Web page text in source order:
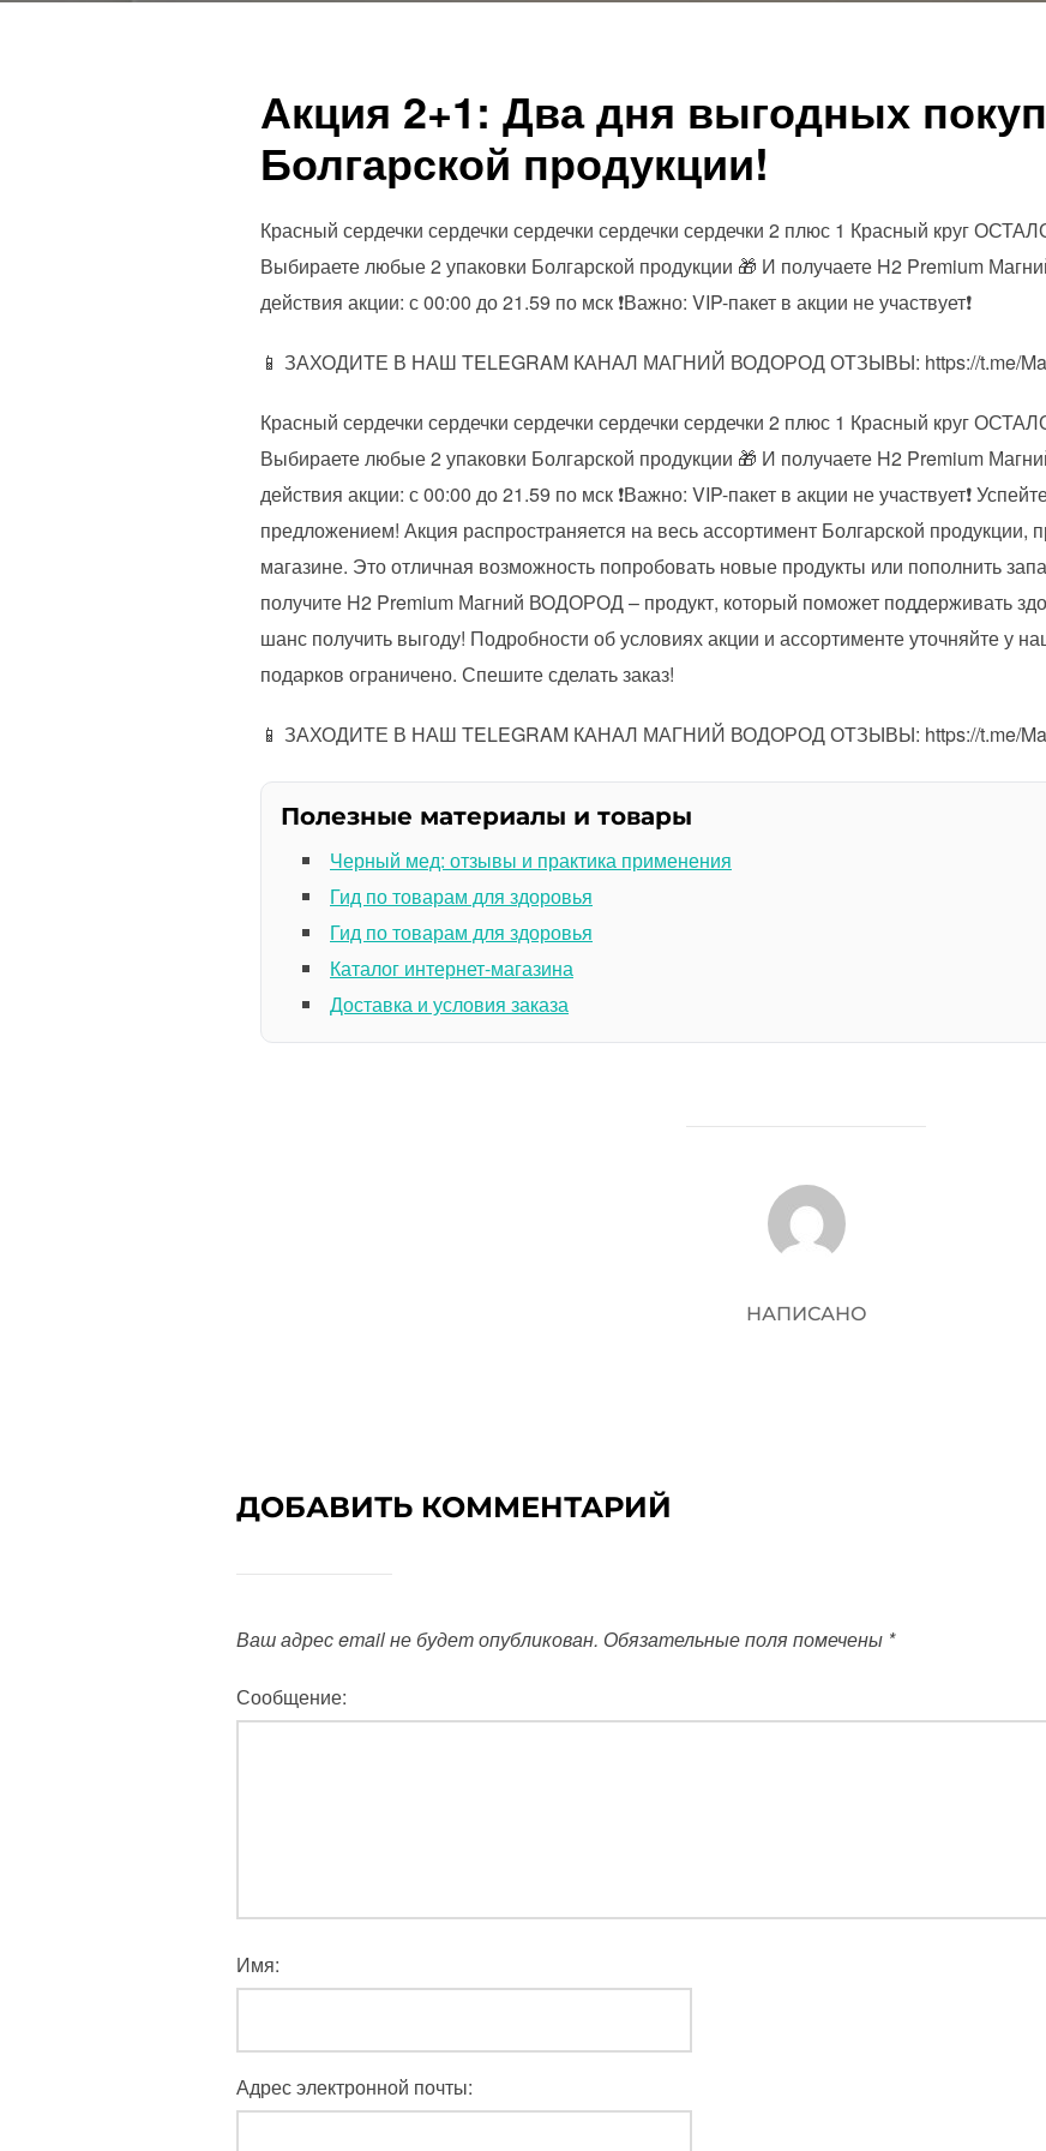
Акция 2+1: Два дня выгодных
Болгарской продукции!
Красный сердечки сердечки сердечки сердечки сердечки 2 плюс 1 Красный круг
Выбираете любые 2 упаковки Болгарской продукции 🎁 И получаете H2 Premium
действия акции: с 00:00 до 21.59 по мск ❗️Важно: VIP-пакет в акции не участвует❗️
📱 ЗАХОДИТЕ В НАШ TELEGRAM КАНАЛ МАГНИЙ ВОДОРОД ОТЗЫВЫ: https://t.me/
Красный сердечки сердечки сердечки сердечки сердечки 2 плюс 1 Красный круг
Выбираете любые 2 упаковки Болгарской продукции 🎁 И получаете H2 Premium
действия акции: с 00:00 до 21.59 по мск ❗️Важно: VIP-пакет в акции не участвует❗️
предложением! Акция распространяется на весь ассортимент Болгарской
магазине. Это отличная возможность попробовать новые продукты или пополнить
получите H2 Premium Магний ВОДОРОД – продукт, который поможет поддерживать
шанс получить выгоду! Подробности об условиях акции и ассортименте уточняйте у
подарков ограничено. Спешите сделать заказ!
📱 ЗАХОДИТЕ В НАШ TELEGRAM КАНАЛ МАГНИЙ ВОДОРОД ОТЗЫВЫ: https://t.me/
Полезные материалы и товары
Черный мед: отзывы и практика применения
Гид по товарам для здоровья
Гид по товарам для здоровья
Каталог интернет-магазина
Доставка и условия заказа
АВТОР ЗАПИСИ
НАПИСАНО
ДОБАВИТЬ КОММЕНТАРИЙ
Ваш адрес email не будет опубликован. Обязательные поля помечены *
Сообщение:
Имя:
Адрес электронной почты: